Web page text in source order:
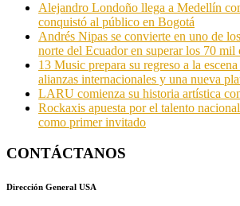
Alejandro Londoño llega a Medellín
conquistó al público en Bogotá
Andrés Nipas se convierte en uno de
norte del Ecuador en superar los 70 mil
13 Music prepara su regreso a la
alianzas internacionales y una nueva
LARU comienza su historia artística
Rockaxis apuesta por el talento
como primer invitado
CONTÁCTANOS
Dirección General USA